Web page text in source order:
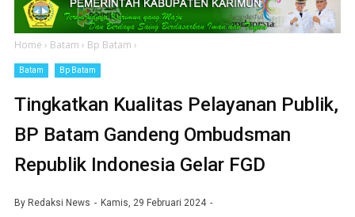
Home › Batam › Bp Batam ›
Batam Bp Batam
Tingkatkan Kualitas Pelayanan Publik,
BP Batam Gandeng Ombudsman
Republik Indonesia Gelar FGD
By Redaksi News Kamis, 29 Februari 2024